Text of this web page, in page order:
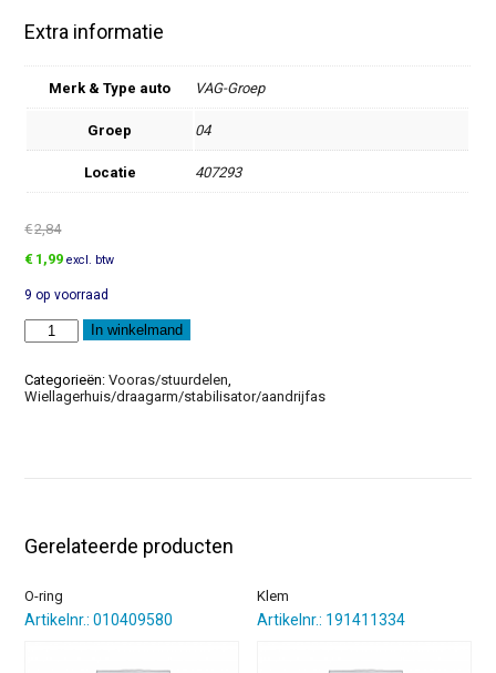
Extra informatie
Merk & Type auto VAG-Groep
Groep 04
Locatie 407293
€2,84
Oorspronkelijke
was:
€2,84.
€ 1,99Huidige
is:
€1,99.
excl. btw
9 op voorraad
Klem
aantal
In winkelmand
Categorieën:Vooras/stuurdelen,
Wiellagerhuis/draagarm/stabilisator/aandrijfas
Gerelateerde producten
O-ring
Artikelnr.: 010409580
Klem
Artikelnr.: 191411334